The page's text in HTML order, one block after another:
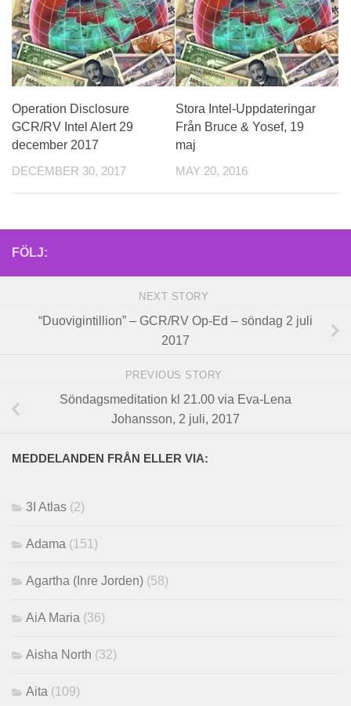
Operation Disclosure
GCR/RV Intel Alert 29
december 2017
DECEMBER 30, 2017
Stora Intel-Uppdateringar
Från Bruce & Yosef, 19
maj
MAY 20, 2016
FÖLJ:
NEXT STORY
“Duovigintillion” – GCR/RV Op-Ed – söndag 2 juli
2017
PREVIOUS STORY
Söndagsmeditation kl 21.00 via Eva-Lena
Johansson, 2 juli, 2017
MEDDELANDEN FRÅN ELLER VIA:
3I Atlas (2)
Adama (151)
Agartha (Inre Jorden) (58)
AiA Maria (36)
Aisha North (32)
Aita (109)